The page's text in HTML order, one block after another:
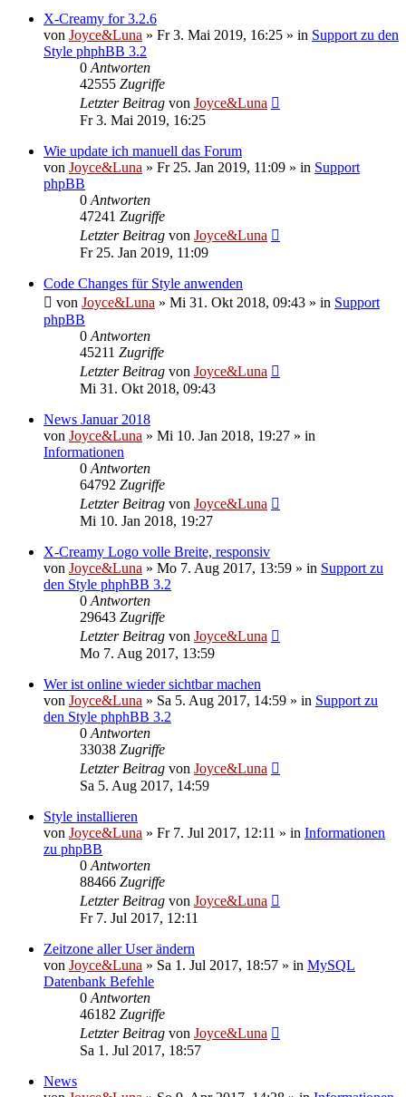
X-Creamy for 3.2.6
von Joyce&Luna » Fr 3. Mai 2019, 16:25 » in Support zu den
Style phphBB 3.2
0 Antworten
42555 Zugriffe
Letzter Beitrag von Joyce&Luna
Fr 3. Mai 2019, 16:25
Wie update ich manuell das Forum
von Joyce&Luna » Fr 25. Jan 2019, 11:09 » in Support
phpBB
0 Antworten
47241 Zugriffe
Letzter Beitrag von Joyce&Luna
Fr 25. Jan 2019, 11:09
Code Changes für Style anwenden
von Joyce&Luna » Mi 31. Okt 2018, 09:43 » in Support
phpBB
0 Antworten
45211 Zugriffe
Letzter Beitrag von Joyce&Luna
Mi 31. Okt 2018, 09:43
News Januar 2018
von Joyce&Luna » Mi 10. Jan 2018, 19:27 » in
Informationen
0 Antworten
64792 Zugriffe
Letzter Beitrag von Joyce&Luna
Mi 10. Jan 2018, 19:27
X-Creamy Logo volle Breite, responsiv
von Joyce&Luna » Mo 7. Aug 2017, 13:59 » in Support zu
den Style phphBB 3.2
0 Antworten
29643 Zugriffe
Letzter Beitrag von Joyce&Luna
Mo 7. Aug 2017, 13:59
Wer ist online wieder sichtbar machen
von Joyce&Luna » Sa 5. Aug 2017, 14:59 » in Support zu
den Style phphBB 3.2
0 Antworten
33038 Zugriffe
Letzter Beitrag von Joyce&Luna
Sa 5. Aug 2017, 14:59
Style installieren
von Joyce&Luna » Fr 7. Jul 2017, 12:11 » in Informationen
zu phpBB
0 Antworten
88466 Zugriffe
Letzter Beitrag von Joyce&Luna
Fr 7. Jul 2017, 12:11
Zeitzone aller User ändern
von Joyce&Luna » Sa 1. Jul 2017, 18:57 » in MySQL
Datenbank Befehle
0 Antworten
46182 Zugriffe
Letzter Beitrag von Joyce&Luna
Sa 1. Jul 2017, 18:57
News